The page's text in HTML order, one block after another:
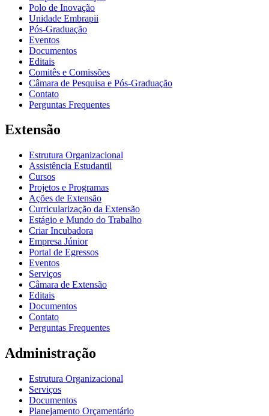
Polo de Inovação
Unidade Embrapii
Pós-Graduação
Eventos
Documentos
Editais
Comitês e Comissões
Câmara de Pesquisa e Pós-Graduação
Contato
Perguntas Frequentes
Extensão
Estrutura Organizacional
Assistência Estudantil
Cursos
Projetos e Programas
Ações de Extensão
Curricularização da Extensão
Estágio e Mundo do Trabalho
Criar Incubadora
Empresa Júnior
Portal de Egressos
Eventos
Serviços
Câmara de Extensão
Editais
Documentos
Contato
Perguntas Frequentes
Administração
Estrutura Organizacional
Serviços
Documentos
Planejamento Orçamentário